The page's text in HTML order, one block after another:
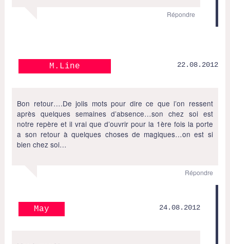
Répondre
M.Line 22.08.2012
Bon retour….De jolis mots pour dire ce que l’on ressent
après quelques semaines d’absence…son chez soi est
notre repère et il vrai que d’ouvrir pour la 1ère fois la porte
a son retour à quelques choses de magiques…on est si
bien chez soi…
Répondre
May 24.08.2012